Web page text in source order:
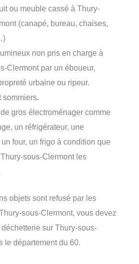
ou meuble cassé à Thury-
(canapé, bureau, chaises,
non pris en charge à
Clermont par un éboueur,
urbaine ou ripeur.
sommiers.
gros électroménager comme
un réfrigérateur, une
four, un frigo à condition que
sous-Clermont les
objets sont refusé par les
sous-Clermont, vous devez
sur Thury-sous-
le département du 60.